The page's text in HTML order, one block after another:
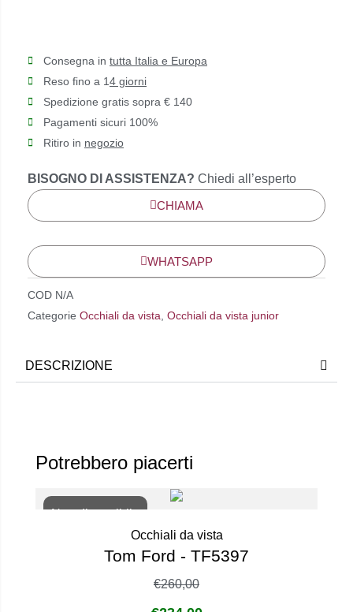
Consegna in tutta Italia e Europa
Reso fino a 14 giorni
Spedizione gratis sopra € 140
Pagamenti sicuri 100%
Ritiro in negozio
BISOGNO DI ASSISTENZA? Chiedi all’esperto
CHIAMA
WHATSAPP
COD N/A
Categorie Occhiali da vista Occhiali da vista junior
DESCRIZIONE
Potrebbero piacerti
Non disponibile
Occhiali da vista
Tom Ford - TF5397
€260,00